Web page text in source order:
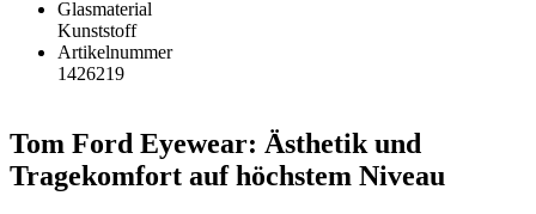
Glasmaterial
Kunststoff
Artikelnummer
1426219
Tom Ford Eyewear: Ästhetik und
Tragekomfort auf höchstem Niveau